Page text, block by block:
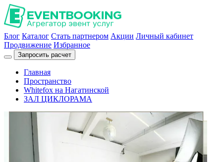
Блог Каталог Стать партнером Акции Личный кабинет
Продвижение Избранное
Запросить расчет
Главная
Пространство
Whitefox на Нагатинской
ЗАЛ ЦИКЛОРАМА